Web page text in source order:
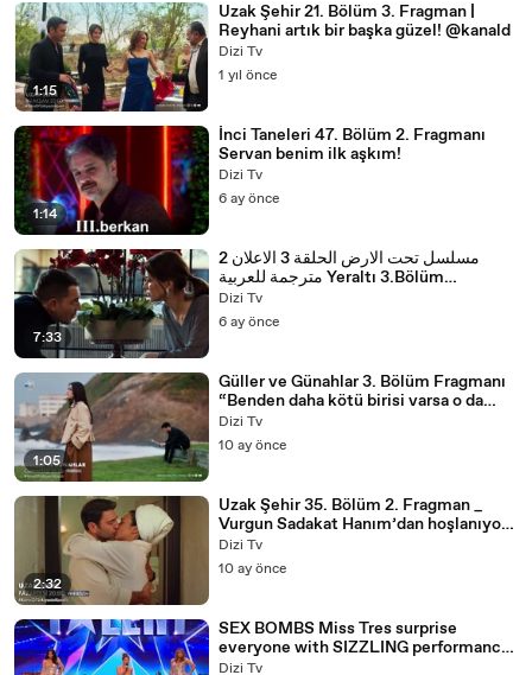
1:15
Uzak Şehir 21. Bölüm 3. Fragman |
Reyhani artık bir başka güzel! @kanald
Dizi Tv
1 yıl önce
1:14
İnci Taneleri 47. Bölüm 2. Fragmanı
Servan benim ilk aşkım!
Dizi Tv
6 ay önce
7:33
مسلسل تحت الارض الحلقة 3 الاعلان 2
مترجمة للعربية Yeraltı 3.Bölüm
Dizi Tv
6 ay önce
1:05
Güller ve Günahlar 3. Bölüm Fragmanı
“Benden daha kötü birisi varsa o da
Kader’in babasıdır!” - Güller ve
Günahlar (1080p, h264)
Dizi Tv
10 ay önce
2:32
Uzak Şehir 35. Bölüm 2. Fragman _
Vurgun Sadakat Hanım’dan hoşlanıyor
olabilir mi_!
Dizi Tv
10 ay önce
SEX BOMBS Miss Tres surprise
everyone with SIZZLING performance!
_ Auditions _ BGT 2018
Dizi Tv